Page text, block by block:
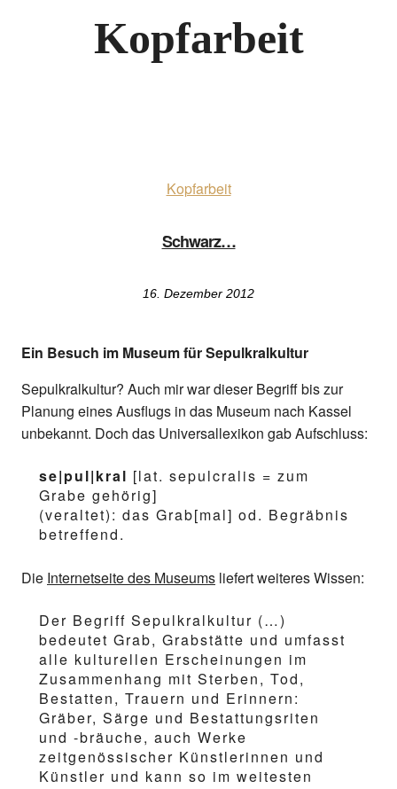
Kopfarbeit
Kopfarbeit
Schwarz…
16. Dezember 2012
Ein Besuch im Museum für Sepulkralkultur
Sepulkralkultur? Auch mir war dieser Begriff bis zur
Planung eines Ausflugs in das Museum nach Kassel
unbekannt. Doch das Universallexikon gab Aufschluss:
se|pul|kral [lat. sepulcralis = zum
Grabe gehörig]
(veraltet): das Grab[mal] od. Begräbnis
betreffend.
Die Internetseite des Museums liefert weiteres Wissen:
Der Begriff Sepulkralkultur (…)
bedeutet Grab, Grabstätte und umfasst
alle kulturellen Erscheinungen im
Zusammenhang mit Sterben, Tod,
Bestatten, Trauern und Erinnern:
Gräber, Särge und Bestattungsriten
und -bräuche, auch Werke
zeitgenössischer Künstlerinnen und
Künstler und kann so im weitesten